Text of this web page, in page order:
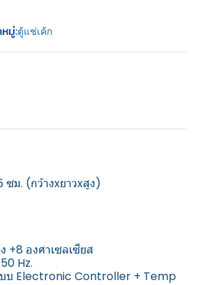
มู่:ตู้แช่เค้ก
ซม. (กว้างxยาวxสูง)
+8 องศาเซลเซียส
Hz.
บบ Electronic Controller + Temp